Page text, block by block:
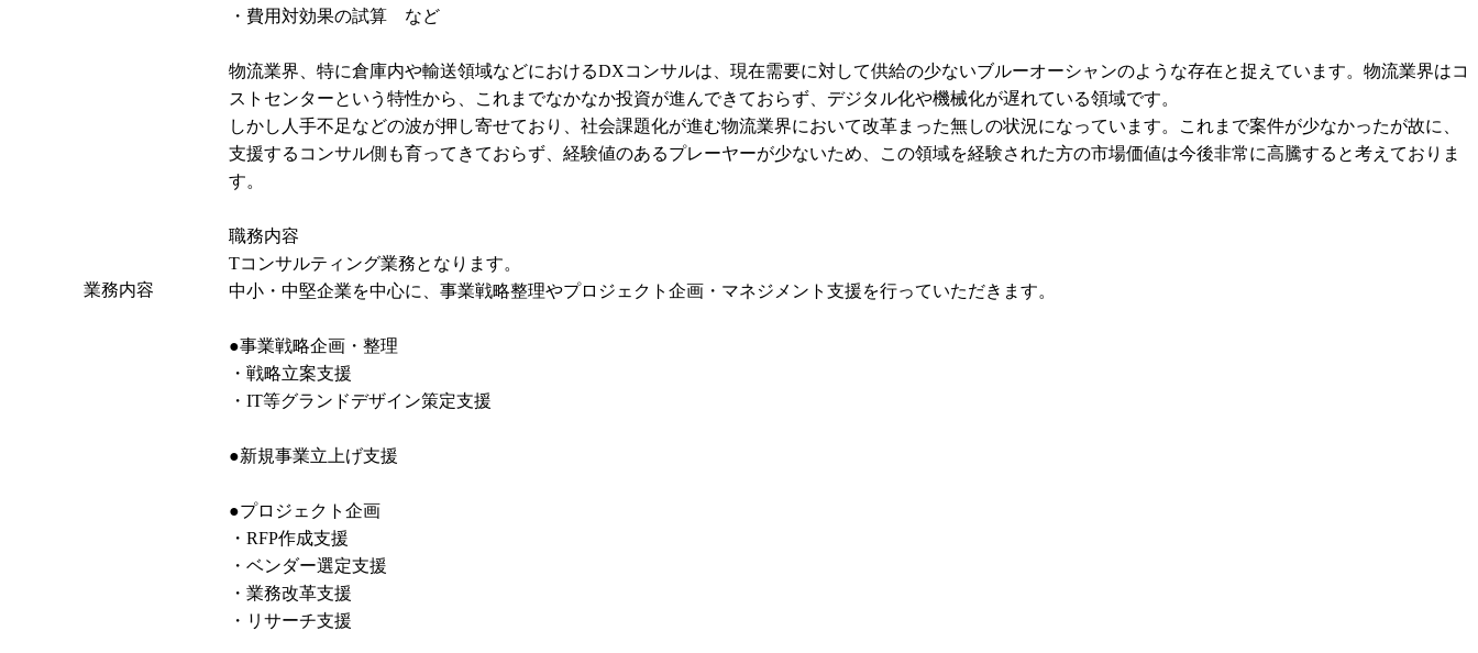
業務内容
・費用対効果の試算　など
物流業界、特に倉庫内や輸送領域などにおけるDXコンサルは、現在需要に対して供給の少ないブルーオーシャンのような存在と捉えています。物流業界はコ
ストセンターという特性から、これまでなかなか投資が進んできておらず、デジタル化や機械化が遅れている領域です。
しかし人手不足などの波が押し寄せており、社会課題化が進む物流業界において改革まった無しの状況になっています。これまで案件が少なかったが故に、
支援するコンサル側も育ってきておらず、経験値のあるプレーヤーが少ないため、この領域を経験された方の市場価値は今後非常に高騰すると考えておりま
す。
職務内容
Tコンサルティング業務となります。
中小・中堅企業を中心に、事業戦略整理やプロジェクト企画・マネジメント支援を行っていただきます。
●事業戦略企画・整理
・戦略立案支援
・IT等グランドデザイン策定支援
●新規事業立上げ支援
●プロジェクト企画
・RFP作成支援
・ベンダー選定支援
・業務改革支援
・リサーチ支援